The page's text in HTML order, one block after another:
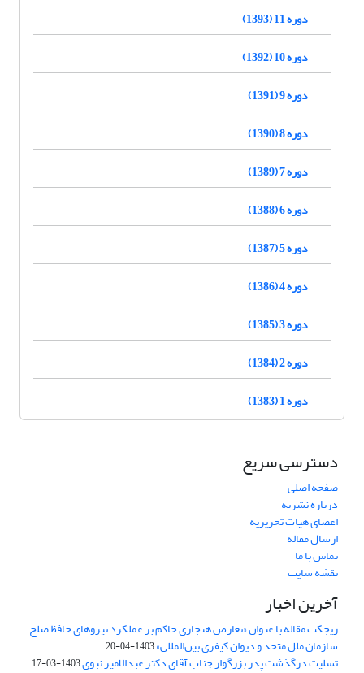
دوره 11 (1393)
دوره 10 (1392)
دوره 9 (1391)
دوره 8 (1390)
دوره 7 (1389)
دوره 6 (1388)
دوره 5 (1387)
دوره 4 (1386)
دوره 3 (1385)
دوره 2 (1384)
دوره 1 (1383)
دسترسی سریع
صفحه اصلی
درباره نشریه
اعضای هیات تحریریه
ارسال مقاله
تماس با ما
نقشه سایت
آخرین اخبار
ریجکت مقاله با عنوان «تعارض هنجاری حاکم بر عملکرد نیروهای حافظ صلح
سازمان ملل متحد و دیوان کیفری بین‌المللی»1403-04-20
تسلیت درگذشت پدر بزرگوار جناب آقای دکتر عبدالامیر نبوی1403-03-17